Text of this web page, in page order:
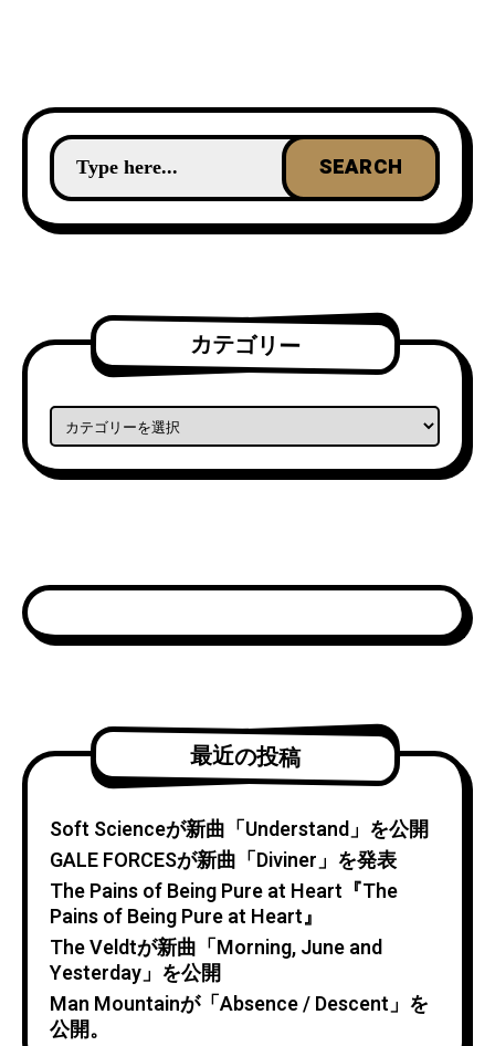
カテゴリー
カテゴリー
最近の投稿
Soft Scienceが新曲「Understand」を公開
GALE FORCESが新曲「Diviner」を発表
The Pains of Being Pure at Heart『The
Pains of Being Pure at Heart』
The Veldtが新曲「Morning, June and
Yesterday」を公開
Man Mountainが「Absence / Descent」を
公開。